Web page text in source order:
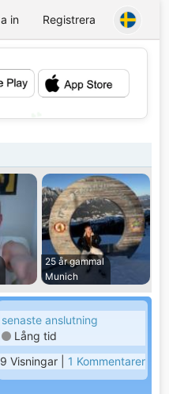
in Registrera
25 år gammal
Munich
senaste anslutning
Lång tid
9 Visningar | 1 Kommentarer